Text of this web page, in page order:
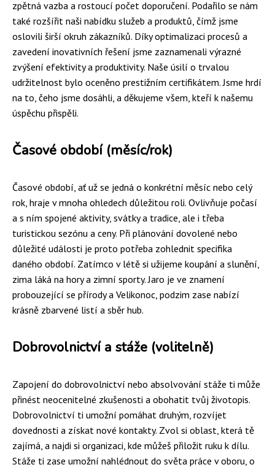
zpětná vazba a rostoucí počet doporučení. Podařilo se nám
také rozšířit naši nabídku služeb a produktů, čímž jsme
oslovili širší okruh zákazníků. Díky optimalizaci procesů a
zavedení inovativních řešení jsme zaznamenali výrazné
zvýšení efektivity a produktivity. Naše úsilí o trvalou
udržitelnost bylo oceněno prestižním certifikátem. Jsme hrdí
na to, čeho jsme dosáhli, a děkujeme všem, kteří k našemu
úspěchu přispěli.
Časové období (měsíc/rok)
Časové období, ať už se jedná o konkrétní měsíc nebo celý
rok, hraje v mnoha ohledech důležitou roli. Ovlivňuje počasí
a s ním spojené aktivity, svátky a tradice, ale i třeba
turistickou sezónu a ceny. Při plánování dovolené nebo
důležité události je proto potřeba zohlednit specifika
daného období. Zatímco v létě si užijeme koupání a slunění,
zima láká na hory a zimní sporty. Jaro je ve znamení
probouzející se přírody a Velikonoc, podzim zase nabízí
krásně zbarvené listí a sběr hub.
Dobrovolnictví a stáže (volitelně)
Zapojení do dobrovolnictví nebo absolvování stáže ti může
přinést neocenitelné zkušenosti a obohatit tvůj životopis.
Dobrovolnictví ti umožní pomáhat druhým, rozvíjet
dovednosti a získat nové kontakty. Zvol si oblast, která tě
zajímá, a najdi si organizaci, kde můžeš přiložit ruku k dílu.
Stáže ti zase umožní nahlédnout do světa práce v oboru, o